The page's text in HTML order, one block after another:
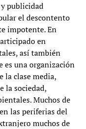
publicidad
el descontento
impotente. En
en
así también
es una organización
la clase media,
la sociedad,
Muchos de
las periferias del
muchos de